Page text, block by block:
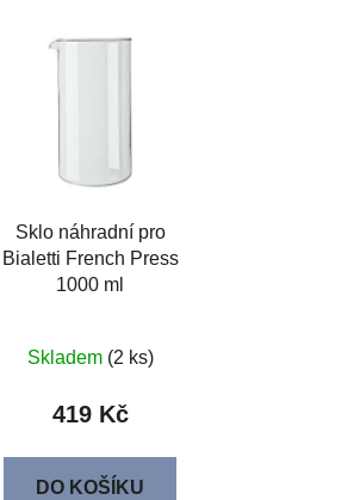
Sklo náhradní pro
Bialetti French Press
1000 ml
Skladem (2 ks)
419 Kč
DO KOŠÍKU